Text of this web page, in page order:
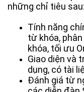
những chỉ tiêu sau:
Tính năng
từ khóa,
khóa, tối ưu
Giao diện và
dụng, có tài
Đánh giá từ